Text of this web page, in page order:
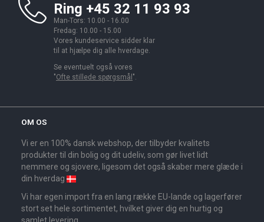
Ring +45 32 11 93 93
Man-Tors: 10.00 - 16.00
Fredag: 10.00 - 15.00
Vores kundeservice sidder klar
til at hjælpe dig alle hverdage.
Se eventuelt også vores
"Ofte stillede spørgsmål ".
OM OS
Vi er en 100% dansk webshop, der tilbyder kvalitets
produkter til din bolig og dit udeliv, som gør livet lidt
nemmere og sjovere, ligesom det også skaber mere glæde i
din hverdag
Vi har egen import fra en lang række EU-lande og lagerfører
stort set hele sortimentet, hvilket giver dig en hurtig og
samlet levering.